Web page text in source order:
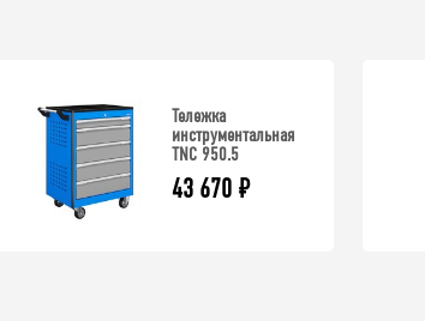
Тележка
инструментальная
TNC 950.5
43 670 ₽